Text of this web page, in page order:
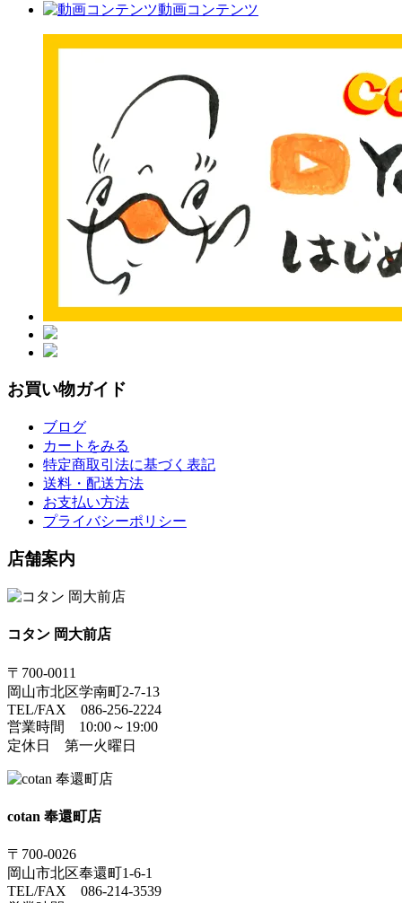
動画コンテンツ
お買い物ガイド
ブログ
カートをみる
特定商取引法に基づく表記
送料・配送方法
お支払い方法
プライバシーポリシー
店舗案内
コタン 岡大前店
〒700-0011
岡山市北区学南町2-7-13
TEL/FAX 086-256-2224
営業時間 10:00～19:00
定休日 第一火曜日
cotan 奉還町店
〒700-0026
岡山市北区奉還町1-6-1
TEL/FAX 086-214-3539